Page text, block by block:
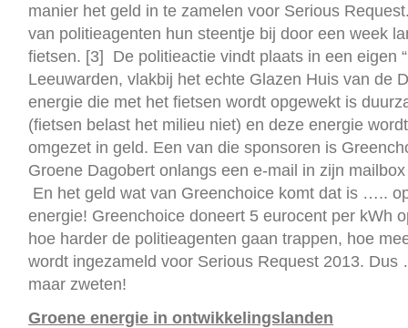
manier het geld in te zamelen voor Serious
van politieagenten hun steentje bij door een week
fietsen. [3] De politieactie vindt plaats in een eigen
Leeuwarden, vlakbij het echte Glazen Huis van de
energie die met het fietsen wordt opgewekt is
(fietsen belast het milieu niet) en deze energie
omgezet in geld. Een van die sponsoren is
Groene Dagobert onlangs een e-mail in zijn
En het geld wat van Greenchoice komt dat is …..
energie! Greenchoice doneert 5 eurocent per kWh
hoe harder de politieagenten gaan trappen, hoe
wordt ingezameld voor Serious Request 2013.
maar zweten!
Groene energie in ontwikkelingslanden